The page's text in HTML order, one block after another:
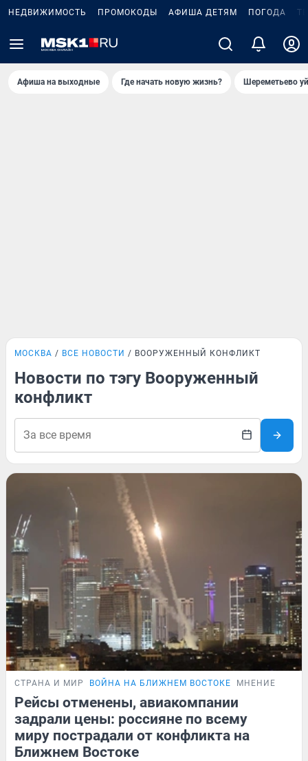
НЕДВИЖИМОСТЬ ПРОМОКОДЫ АФИША ДЕТЯМ ПОГОДА
Афиша на выходные Где начать новую жизнь? Шереметьево
МОСКВА ВСЕ НОВОСТИ ВООРУЖЕННЫЙ КОНФЛИКТ
Новости по тэгу Вооруженный
конфликт
СТРАНА И МИР ВОЙНА НА БЛИЖНЕМ ВОСТОКЕ МНЕНИЕ
Рейсы отменены, авиакомпании
задрали цены: россияне по всему
миру пострадали от конфликта на
Ближнем Востоке